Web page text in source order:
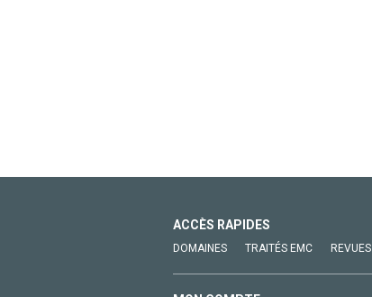
ACCÈS RAPIDES
DOMAINES TRAITÉS EMC REVUES